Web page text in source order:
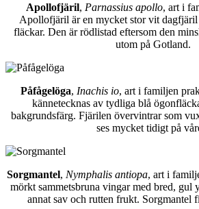
Apollofjäril, Parnassius apollo, art i
Apollofjäril är en mycket stor vit dagfjäril
fläckar. Den är rödlistad eftersom den
utom på Gotland.
Påfågelöga, Inachis io, art i familjen
kännetecknas av tydliga blå
bakgrundsfärg. Fjärilen övervintrar som
ses mycket tidigt på
Sorgmantel, Nymphalis antiopa, art i
mörkt sammetsbruna vingar med bred, gul
annat sav och rutten frukt. Sorgmantel